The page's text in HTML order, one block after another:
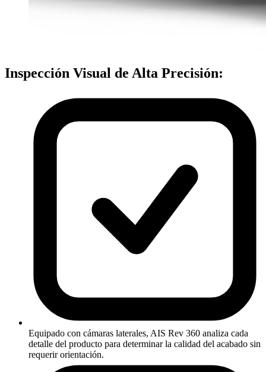
Inspección Visual de Alta Precisión:
Equipado con cámaras laterales, AIS Rev 360 analiza cada
detalle del producto para determinar la calidad del acabado sin
requerir orientación.